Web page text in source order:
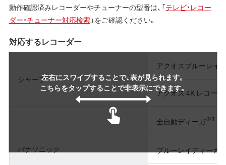
動作確認済みレコーダーやチューナーの型番は、「テレビ・レコー
ダー・チューナー対応検索」をご確認ください。
対応するレコーダー
左右にスワイプすることで、表が見られます。
こちらをタップすることで非表示にできます。
シャープ
アクオスブルーレイ
アクオス 4K レコー
パナソニック
全自動ディーガ※1
ブルーレイディーガ